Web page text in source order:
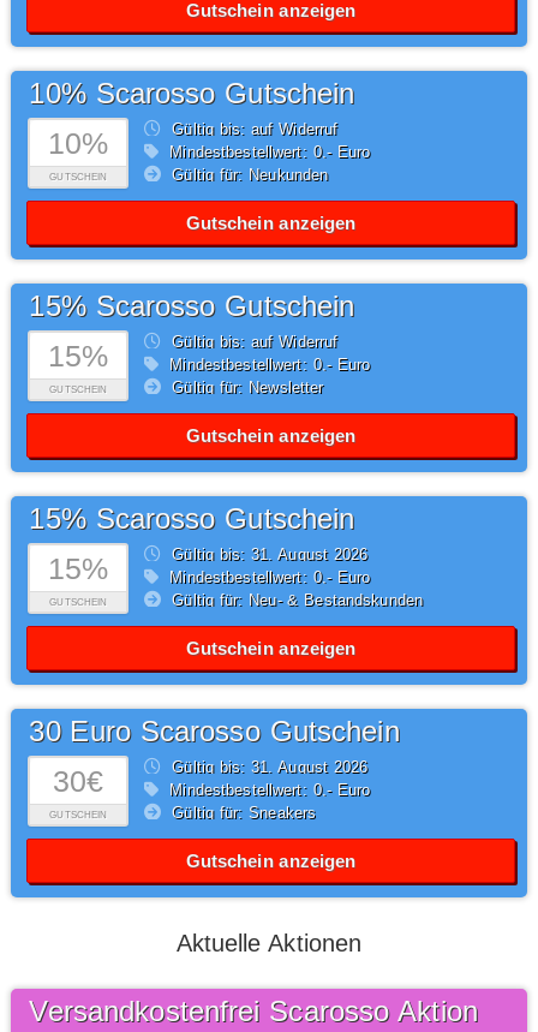
Gutschein anzeigen
10%
GUTSCHEIN
10% Scarosso Gutschein
Gültig bis: auf Widerruf
Mindestbestellwert: 0,- Euro
Gültig für: Neukunden
Gutschein anzeigen
15%
GUTSCHEIN
15% Scarosso Gutschein
Gültig bis: auf Widerruf
Mindestbestellwert: 0,- Euro
Gültig für: Newsletter
Gutschein anzeigen
15%
GUTSCHEIN
15% Scarosso Gutschein
Gültig bis: 31.August2026
Mindestbestellwert: 0,- Euro
Gültig für: Neu- & Bestandskunden
Gutschein anzeigen
30€
GUTSCHEIN
30 Euro Scarosso Gutschein
Gültig bis: 31.August2026
Mindestbestellwert: 0,- Euro
Gültig für: Sneakers
Gutschein anzeigen
Aktuelle Aktionen
Versandkostenfrei Scarosso Aktion